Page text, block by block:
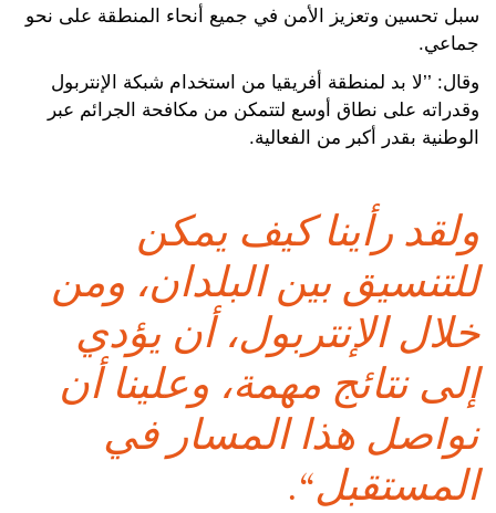
سبل تحسين وتعزيز الأمن في جميع أنحاء المنطقة على نحو
جماعي.
وقال: ’’لا بد لمنطقة أفريقيا من استخدام شبكة الإنتربول
وقدراته على نطاق أوسع لتتمكن من مكافحة الجرائم عبر
الوطنية بقدر أكبر من الفعالية.
ولقد رأينا كيف يمكن
للتنسيق بين البلدان، ومن
خلال الإنتربول، أن يؤدي
إلى نتائج مهمة، وعلينا أن
نواصل هذا المسار في
المستقبل‘‘.